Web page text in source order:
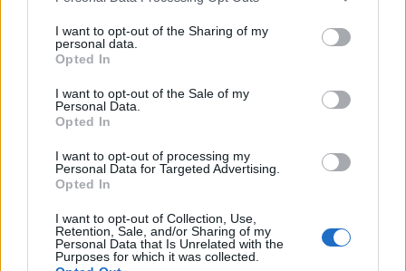
not limited to your visit or usage behaviour. You may click to
grant or deny consent to Google and its third-party tags to
use your data for below specified purposes in below Google
consent section.
I want to opt-out of the Sharing of my
personal data.
Opted In
I want to opt-out of the Sale of my
Personal Data.
Opted In
I want to opt-out of processing my
Personal Data for Targeted Advertising.
Opted In
I want to opt-out of Collection, Use,
Retention, Sale, and/or Sharing of my
Personal Data that Is Unrelated with the
Purposes for which it was collected.
masszára. Már eleve a karakterek rengeteg poén
forrásai, mert mért ne lenne vicces egy nagy kék,
egyszemű, vigyorgó kocsonya, egy macsó dumájú
hal-majom vagy egy 15 méteres külvárosi lány?